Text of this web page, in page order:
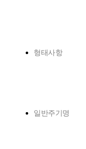
형태사항
일반주기명